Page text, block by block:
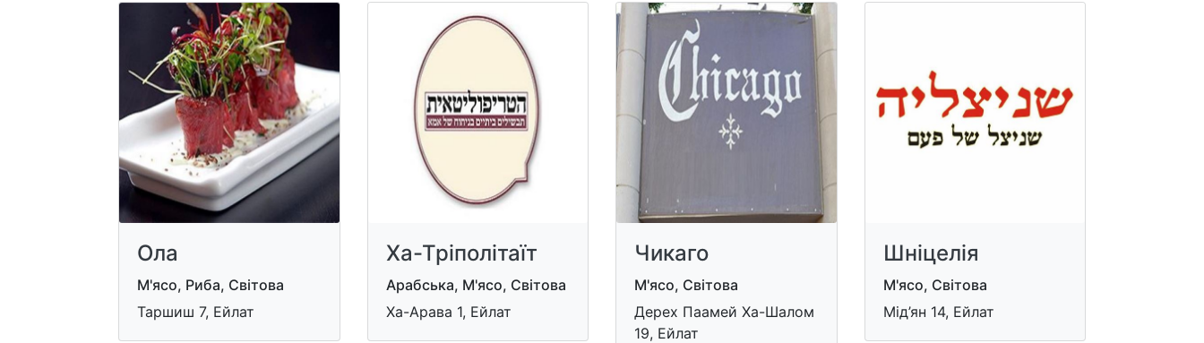
Ола
М'ясо, Риба, Світова
Taршиш 7, Ейлат
Ха-Тріполітаїт
Арабська, М'ясо, Світова
Ха-Арава 1, Ейлат
Чикаго
М'ясо, Світова
Дерех Паамей Ха-Шалом
19, Ейлат
Шніцелія
М'ясо, Світова
Мід’ян 14, Ейлат